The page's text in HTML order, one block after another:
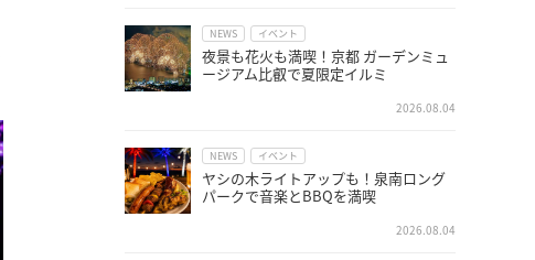
NEWS イベント
夜景も花火も満喫！京都 ガーデンミュ
ージアム比叡で夏限定イルミ
2026.08.04
NEWS イベント
ヤシの木ライトアップも！泉南ロング
パークで音楽とBBQを満喫
2026.08.04